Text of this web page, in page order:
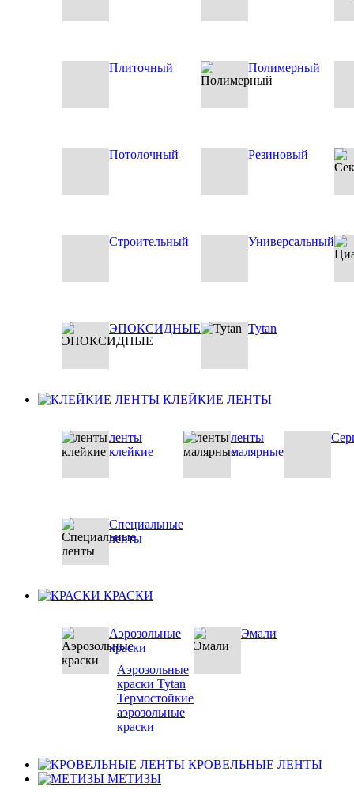
Плиточный Полимерный
Потолочный Резиновый
Строительный Универсальный
ЭПОКСИДНЫЕ Tytan
КЛЕЙКИЕ ЛЕНТЫ
ленты
клейкие
ленты
малярные
Специальные
ленты
КРАСКИ
Аэрозольные
краски
Аэрозольные
краски Tytan
Термостойкие
аэрозольные
краски
Эмали
КРОВЕЛЬНЫЕ ЛЕНТЫ
МЕТИЗЫ